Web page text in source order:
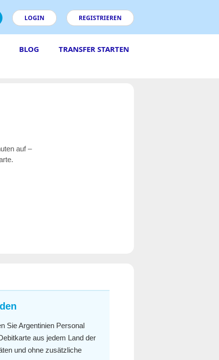
LOGIN REGISTRIEREN
BLOG TRANSFER STARTEN
auf –
Sie Argentinien Personal
aus jedem Land der
und ohne zusätzliche